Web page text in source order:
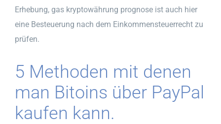
Erhebung, gas kryptowährung prognose ist auch hier
eine Besteuerung nach dem Einkommensteuerrecht zu
prüfen.
5 Methoden mit denen
man Bitoins über PayPal
kaufen kann.